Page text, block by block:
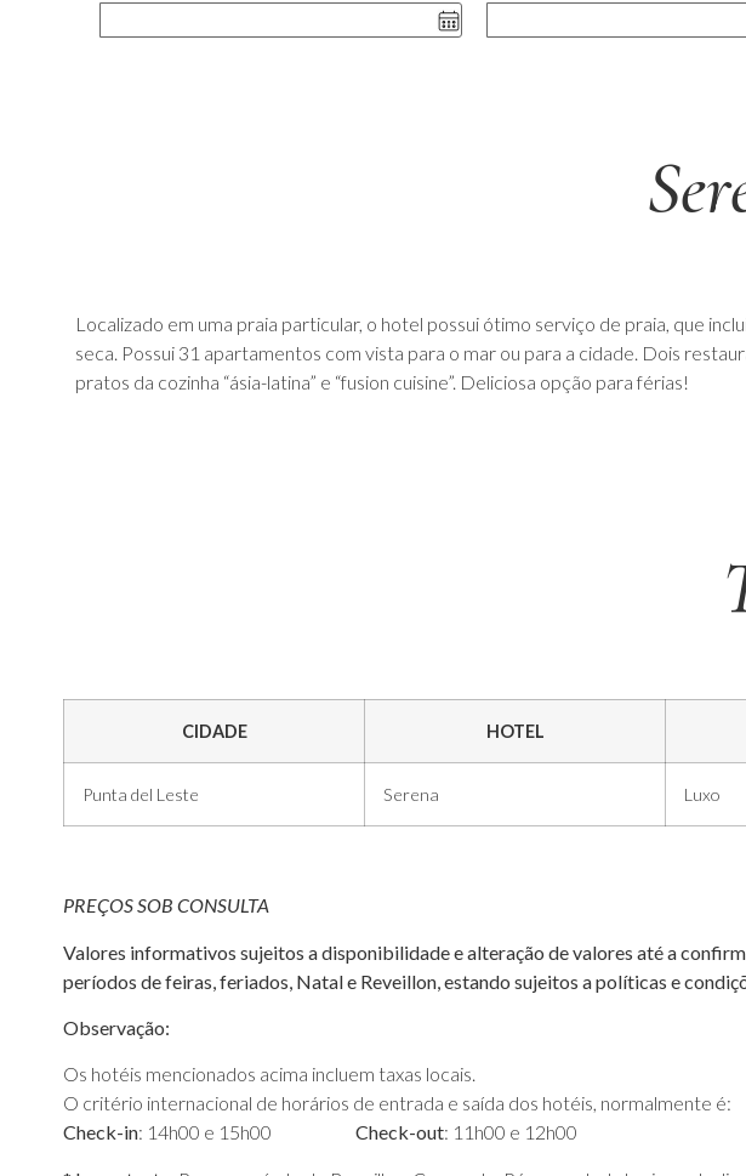
Localizado em uma praia particular, o hotel possui ótimo serviço de praia, que
seca. Possui 31 apartamentos com vista para o mar ou para a cidade. Dois
pratos da cozinha “ásia-latina” e “fusion cuisine”. Deliciosa opção para férias!
CIDADE HOTEL
Punta del Leste Serena Luxo
PREÇOS SOB CONSULTA
Valores informativos sujeitos a disponibilidade e alteração de valores até a
períodos de feiras, feriados, Natal e Reveillon, estando sujeitos a políticas e
Observação:
Os hotéis mencionados acima incluem taxas locais.
O critério internacional de horários de entrada e saída dos hotéis, normalmente é:
Check-in: 14h00 e 15h00 Check-out: 11h00 e 12h00